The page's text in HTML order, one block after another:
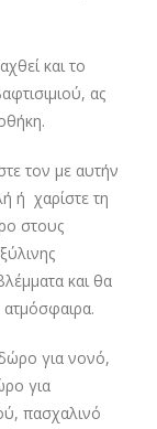
και το
ας
τον με αυτήν
ή χαρίστε τη
στους
και θα
ατμόσφαιρα.
για νονό,
για
πασχαλινό